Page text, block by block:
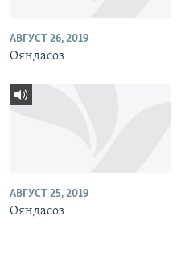
АВГУСТ 26, 2019
Ояндасоз
АВГУСТ 25, 2019
Ояндасоз